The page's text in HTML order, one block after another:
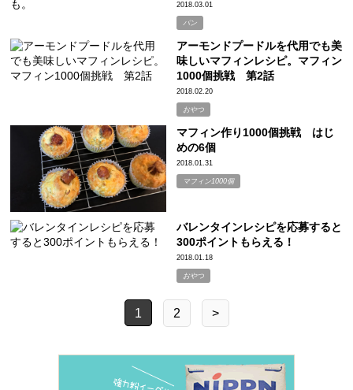
2018.03.01
パン
アーモンドプードルを代用でも美
味しいマフィンレシピ。マフィン
1000個挑戦 第2話
2018.02.20
おやつ
マフィン作り1000個挑戦 はじ
めの6個
2018.01.31
マフィン1000個
バレンタインレシピを応募すると
300ポイントもらえる！
2018.01.18
おやつ
1 2 >